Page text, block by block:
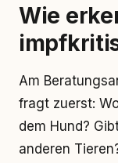
Wie
Am
fragt zuerst:
dem Hund?
anderen